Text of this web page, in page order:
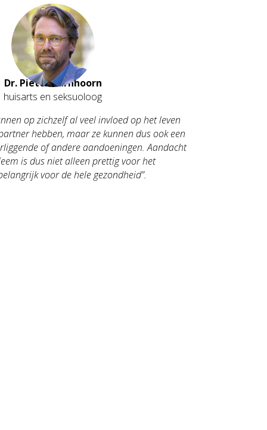
Dr. Pieter Barnhoorn
huisarts en seksuoloog
op zichzelf al veel invloed op het leven
hebben, maar ze kunnen dus ook een
of andere aandoeningen. Aandacht
is dus niet alleen prettig voor het
voor de hele gezondheid”.